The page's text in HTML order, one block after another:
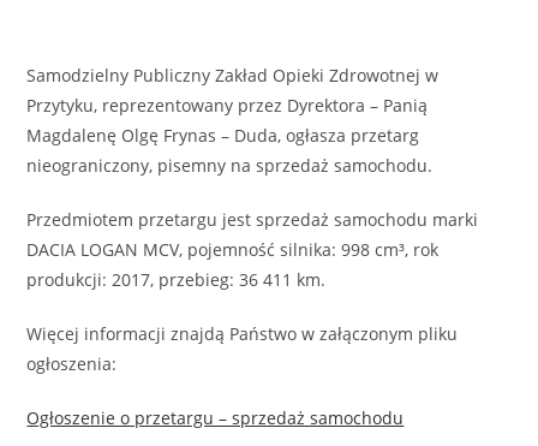
Samodzielny Publiczny Zakład Opieki Zdrowotnej w
Przytyku, reprezentowany przez Dyrektora – Panią
Magdalenę Olgę Frynas – Duda, ogłasza przetarg
nieograniczony, pisemny na sprzedaż samochodu.
Przedmiotem przetargu jest sprzedaż samochodu marki
DACIA LOGAN MCV, pojemność silnika: 998 cm³, rok
produkcji: 2017, przebieg: 36 411 km.
Więcej informacji znajdą Państwo w załączonym pliku
ogłoszenia:
Ogłoszenie o przetargu – sprzedaż samochodu